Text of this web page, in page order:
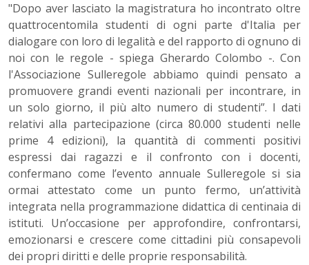
"Dopo aver lasciato la magistratura ho incontrato oltre
quattrocentomila studenti di ogni parte d'Italia per
dialogare con loro di legalità e del rapporto di ognuno di
noi con le regole - spiega Gherardo Colombo -. Con
l'Associazione Sulleregole abbiamo quindi pensato a
promuovere grandi eventi nazionali per incontrare, in
un solo giorno, il più alto numero di studenti”. I dati
relativi alla partecipazione (circa 80.000 studenti nelle
prime 4 edizioni), la quantità di commenti positivi
espressi dai ragazzi e il confronto con i docenti,
confermano come l’evento annuale Sulleregole si sia
ormai attestato come un punto fermo, un’attività
integrata nella programmazione didattica di centinaia di
istituti. Un’occasione per approfondire, confrontarsi,
emozionarsi e crescere come cittadini più consapevoli
dei propri diritti e delle proprie responsabilità.